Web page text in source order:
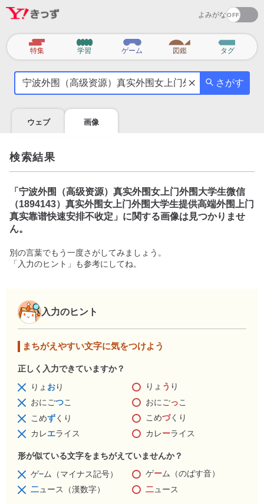
よみがな
カ
テ
特集 学習 ゲーム 図鑑 タグ
気
を
調
べ
よ
う
さがす
ウェブ 画像
検索結果
「 宁波外围（高级资源）真实外围女上门外围大学生微信
（1894143）真实外围女上门外围大学生提供高端外围上门
真实靠谱快速安排不收定 」に関する画像は見つかりませ
ん。
別の言葉でもう一度さがしてみましょう。
「入力のヒント」も参考にしてね。
入力のヒント
まちがえやすい文字に気をつけよう
正しく入力できていますか？
りょ おり りょ う り
おにごつこ おにごっこ
こめずくり こめづくり
カレエライス カレーライス
形が似ている文字をまちがえていませんか？
ゲ−ム（マイナス記号） ゲーム（のばす音）
二ュース（漢数字） 二ュース